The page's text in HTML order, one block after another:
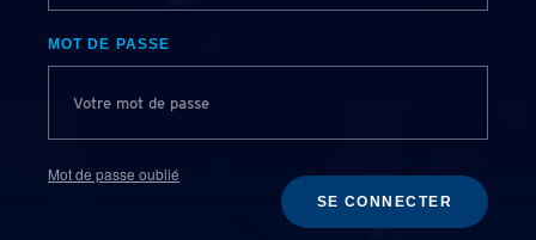
MOT DE PASSE
Mot de passe oublié
SE CONNECTER